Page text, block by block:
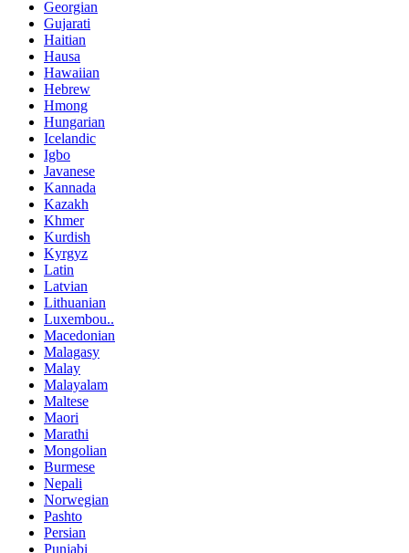
Georgian
Gujarati
Haitian
Hausa
Hawaiian
Hebrew
Hmong
Hungarian
Icelandic
Igbo
Javanese
Kannada
Kazakh
Khmer
Kurdish
Kyrgyz
Latin
Latvian
Lithuanian
Luxembou..
Macedonian
Malagasy
Malay
Malayalam
Maltese
Maori
Marathi
Mongolian
Burmese
Nepali
Norwegian
Pashto
Persian
Punjabi